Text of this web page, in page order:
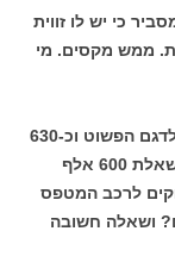
כי יש לו זווית
וזווית נטישה של 50 מעלות. ממש מקסים. מי
מחירו של ה" האמר" צנוע. כ-400 אלף ש" ח לדגם הפשוט וכ-630
אלף שקל לדגם המשוכלל יותר. וכאן נשאלת שאלת 600 אלף
לרכב המטפס
ושאלה חשובה